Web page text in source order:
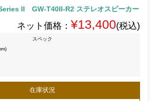
II GW-T40II-R2 ステレオスピーカー
ネット価格： ¥13,400(税込)
スペック
在庫状況